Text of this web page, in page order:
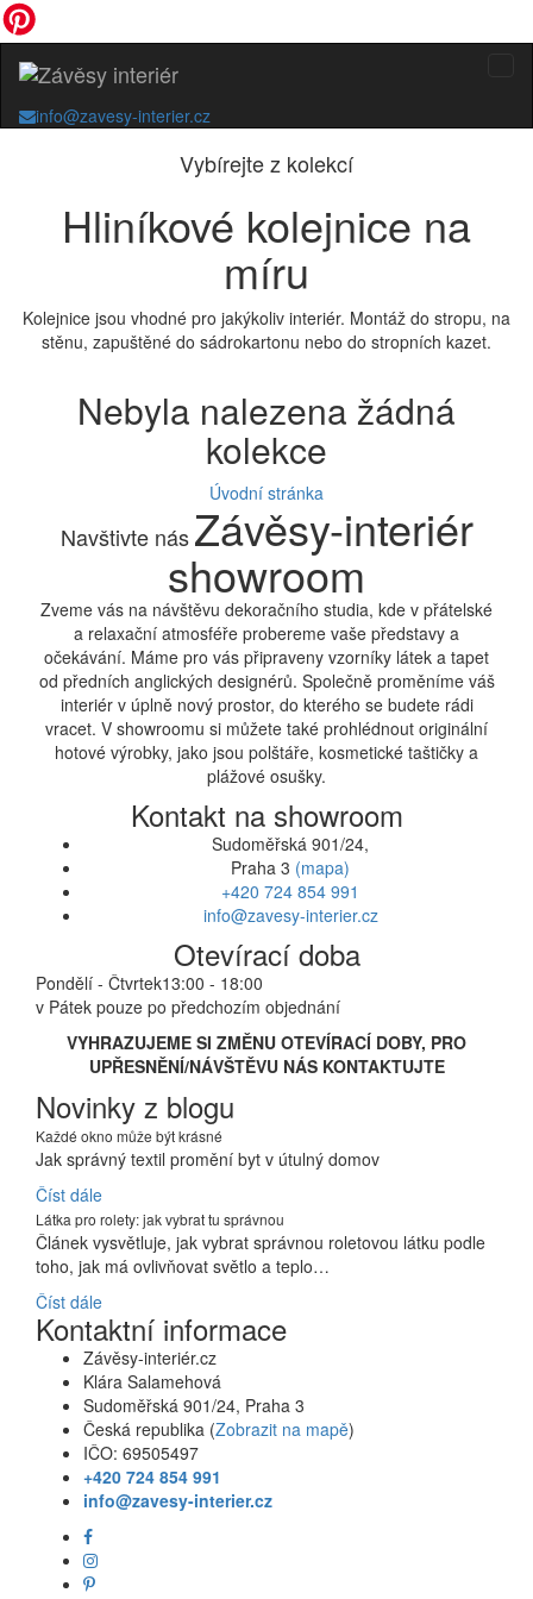
info@zavesy-interier.cz
Vybírejte z kolekcí
Hliníkové kolejnice na
míru
Kolejnice jsou vhodné pro jakýkoliv interiér. Montáž do stropu, na
stěnu, zapuštěné do sádrokartonu nebo do stropních kazet.
Nebyla nalezena žádná
kolekce
Úvodní stránka
Navštivte nás Závěsy-interiér
showroom
Zveme vás na návštěvu dekoračního studia, kde v přátelské
a relaxační atmosféře probereme vaše představy a
očekávání. Máme pro vás připraveny vzorníky látek a tapet
od předních anglických designérů. Společně proměníme váš
interiér v úplně nový prostor, do kterého se budete rádi
vracet. V showroomu si můžete také prohlédnout originální
hotové výrobky, jako jsou polštáře, kosmetické taštičky a
plážové osušky.
Kontakt na showroom
Sudoměřská 901/24,
Praha 3 (mapa)
+420 724 854 991
info@zavesy-interier.cz
Otevírací doba
Pondělí - Čtvrtek13:00 - 18:00
v Pátek pouze po předchozím objednání
VYHRAZUJEME SI ZMĚNU OTEVÍRACÍ DOBY, PRO
UPŘESNĚNÍ/NÁVŠTĚVU NÁS KONTAKTUJTE
Novinky z blogu
Každé okno může být krásné
Jak správný textil promění byt v útulný domov
Číst dále
Látka pro rolety: jak vybrat tu správnou
Článek vysvětluje, jak vybrat správnou roletovou látku podle
toho, jak má ovlivňovat světlo a teplo…
Číst dále
Kontaktní informace
Závěsy-interiér.cz
Klára Salamehová
Sudoměřská 901/24, Praha 3
Česká republika (Zobrazit na mapě)
IČO: 69505497
+420 724 854 991
info@zavesy-interier.cz